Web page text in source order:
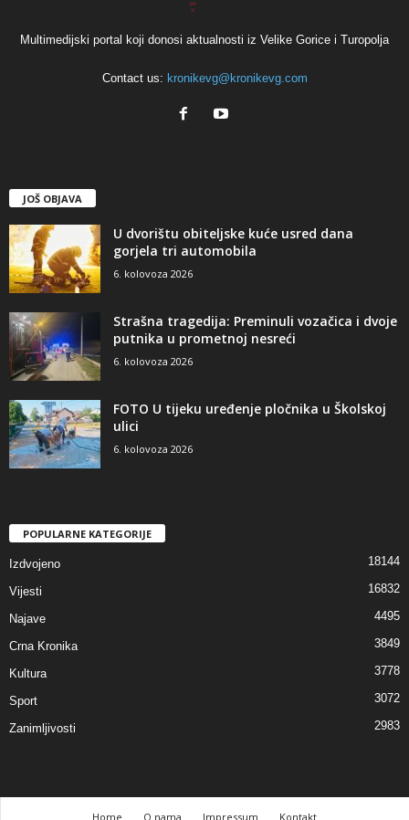
Multimedijski portal koji donosi aktualnosti iz Velike Gorice i Turopolja
Contact us: kronikevg@kronikevg.com
JOŠ OBJAVA
U dvorištu obiteljske kuće usred dana
gorjela tri automobila
6. kolovoza 2026
Strašna tragedija: Preminuli vozačica i dvoje
putnika u prometnoj nesreći
6. kolovoza 2026
FOTO U tijeku uređenje pločnika u Školskoj
ulici
6. kolovoza 2026
POPULARNE KATEGORIJE
Izdvojeno 18144
Vijesti 16832
Najave 4495
Crna Kronika 3849
Kultura 3778
Sport 3072
Zanimljivosti 2983
Home O nama Impressum Kontakt